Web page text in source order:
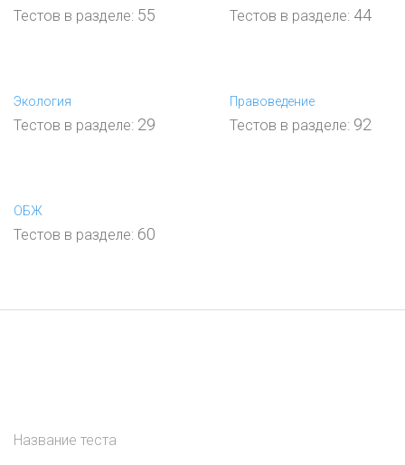
Тестов в разделе: 55 Тестов в разделе: 44
Экология
Тестов в разделе: 29
Правоведение
Тестов в разделе: 92
ОБЖ
Тестов в разделе: 60
Название теста